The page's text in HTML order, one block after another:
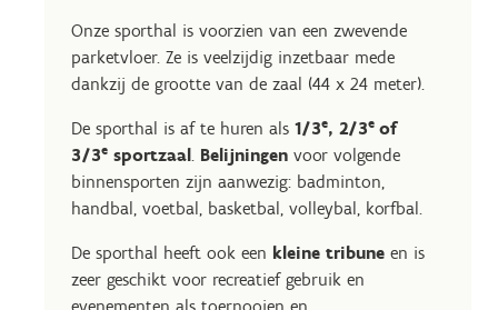
Onze sporthal is voorzien van een zwevende
parketvloer. Ze is veelzijdig inzetbaar mede
dankzij de grootte van de zaal (44 x 24 meter).
De sporthal is af te huren als 1/3e, 2/3e of
3/3e sportzaal. Belijningen voor volgende
binnensporten zijn aanwezig: badminton,
handbal, voetbal, basketbal, volleybal, korfbal.
De sporthal heeft ook een kleine tribune en is
zeer geschikt voor recreatief gebruik en